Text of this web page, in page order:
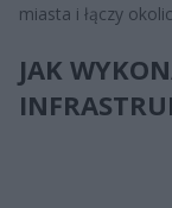
miasta i łączy
JAK